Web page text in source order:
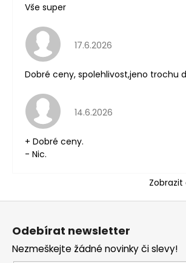
Vše super
Hodnocení obchodu je 5 z
17.6.2026
Dobré ceny, spolehlivost,jeno trochu
Hodnocení obchodu je 5 z
14.6.2026
+ Dobré ceny.
- Nic.
Z
Odebírat newsletter
Nezmeškejte žádné novinky či slevy!